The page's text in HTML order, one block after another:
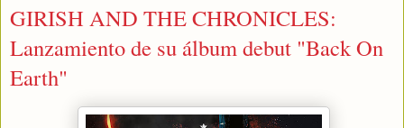
GIRISH AND THE CHRONICLES:
Lanzamiento de su álbum debut "Back On
Earth"